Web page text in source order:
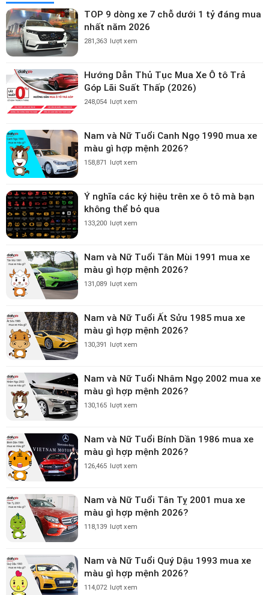
TOP 9 dòng xe 7 chỗ dưới 1 tỷ đáng mua
nhất năm 2026
281,363 lượt xem
Hướng Dẫn Thủ Tục Mua Xe Ô tô Trả
Góp Lãi Suất Thấp (2026)
248,054 lượt xem
Nam và Nữ Tuổi Canh Ngọ 1990 mua xe
màu gì hợp mệnh 2026?
158,871 lượt xem
Ý nghĩa các ký hiệu trên xe ô tô mà bạn
không thể bỏ qua
133,200 lượt xem
Nam và Nữ Tuổi Tân Mùi 1991 mua xe
màu gì hợp mệnh 2026?
131,089 lượt xem
Nam và Nữ Tuổi Ất Sửu 1985 mua xe
màu gì hợp mệnh 2026?
130,391 lượt xem
Nam và Nữ Tuổi Nhâm Ngọ 2002 mua xe
màu gì hợp mệnh 2026?
130,165 lượt xem
Nam và Nữ Tuổi Bính Dần 1986 mua xe
màu gì hợp mệnh 2026?
126,465 lượt xem
Nam và Nữ Tuổi Tân Tỵ 2001 mua xe
màu gì hợp mệnh 2026?
118,139 lượt xem
Nam và Nữ Tuổi Quý Dậu 1993 mua xe
màu gì hợp mệnh 2026?
114,072 lượt xem